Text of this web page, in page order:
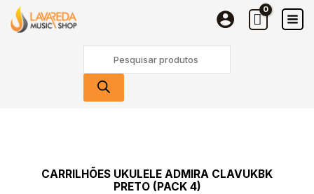
content
search
CARRILHÕES UKULELE ADMIRA CLAVUKBK
PRETO (PACK 4)
Ukulele
Admira
Admira
CLAVUKBK